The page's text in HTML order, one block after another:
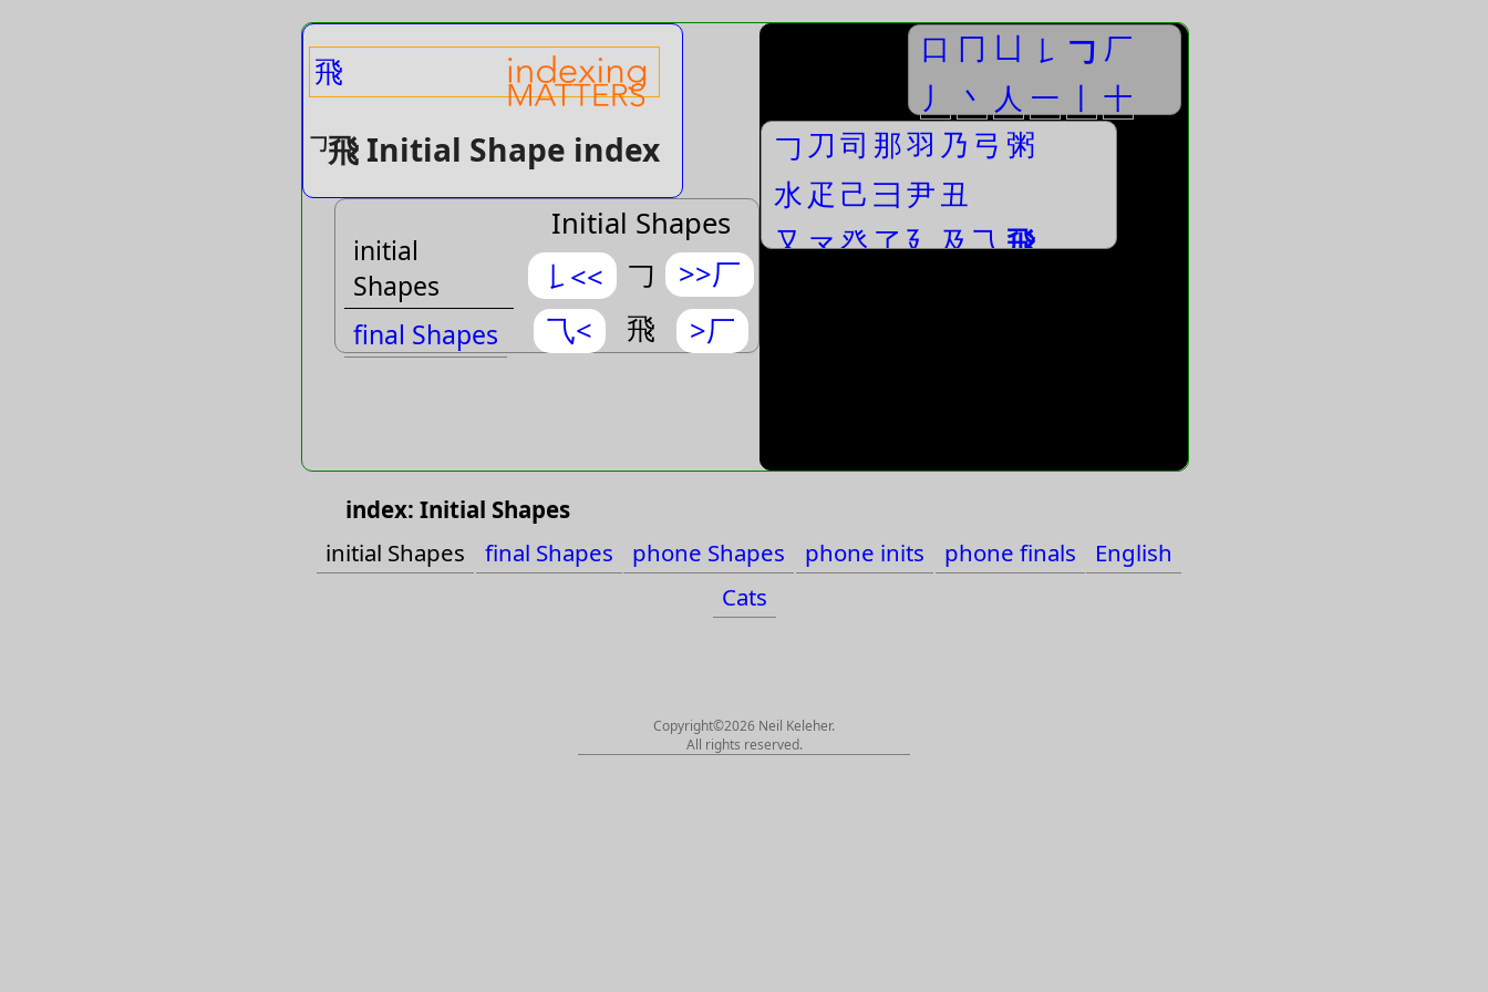
𠃌飛 Initial Shape index
飛
口 冂 凵 𠄌 𠃌 厂
丿
丶 人 一 丨 十
𠃌 刀 司 那羽 乃 弓 粥
水 疋 己 ⺕ 尹丑
又龴癶了廴及⺄飛
initial
Shapes
final Shapes
phone inits
phone finals
English
Initial Shapes
𠄌<<
𠃌
>>厂
⺄<
飛 >厂
index: Initial Shapes
initial Shapes
final Shapes phone Shapes phone inits phone finals
English
Cats
Copyright©2026 Neil Keleher.
All rights reserved.